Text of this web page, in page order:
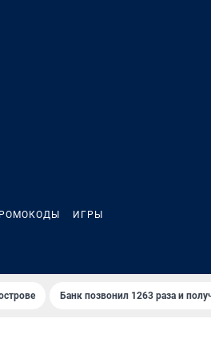
ИГРЫ
Банк позвонил 1263 раза и